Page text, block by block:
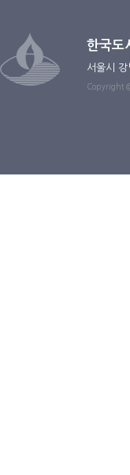
한국도
서울시
Copyright